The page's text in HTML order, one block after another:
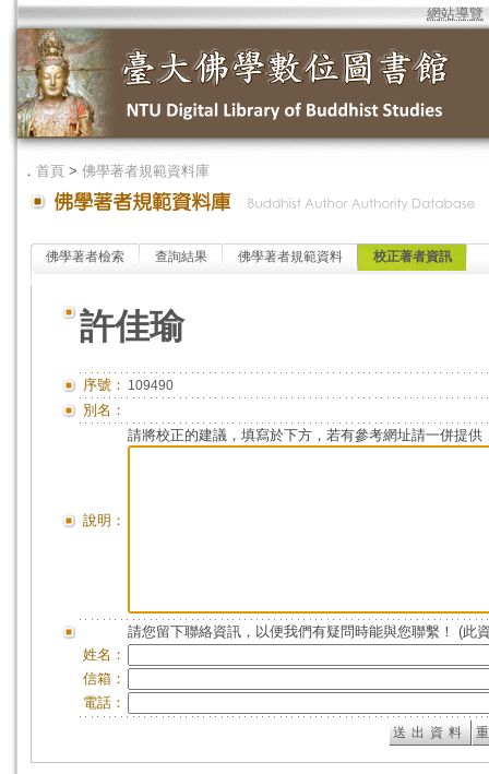
網站導覽
． 首頁 > 佛學著者規範資料庫
佛學著者檢索 查詢結果 佛學著者規範資料 校正著者資訊
許佳瑜
序號： 109490
別名：
說明：
請將校正的建議，填寫於下方，若有參考網址請一併提供
請您留下聯絡資訊，以便我們有疑問時能與您聯繫！ (此
姓名：
信箱：
電話：